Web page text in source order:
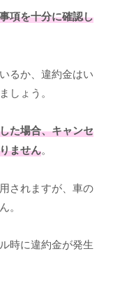
項を十分に確認し
るか、違約金はい
しょう。
た場合、キャンセ
ません。
されますが、車の
。
時に違約金が発生